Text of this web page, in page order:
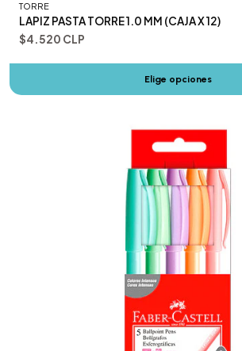
TORRE
LAPIZ PASTA TORRE 1.0 MM (CAJA X 12)
$4.520 CLP
Elige opciones